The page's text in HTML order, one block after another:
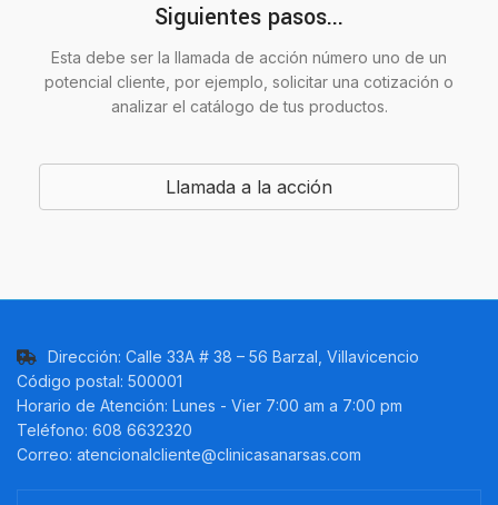
Siguientes pasos...
Esta debe ser la llamada de acción número uno de un
potencial cliente, por ejemplo, solicitar una cotización o
analizar el catálogo de tus productos.
Llamada a la acción
Dirección: Calle 33A # 38 – 56 Barzal, Villavicencio
Código postal: 500001
Horario de Atención: Lunes - Vier 7:00 am a 7:00 pm
Teléfono: 608 6632320
Correo: atencionalcliente@clinicasanarsas.com